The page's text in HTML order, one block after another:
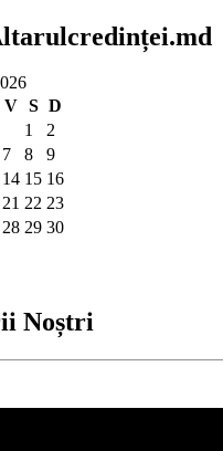
V S D
1
2
7 8
9
14 15 16
21 22 23
28 29 30
Noștri